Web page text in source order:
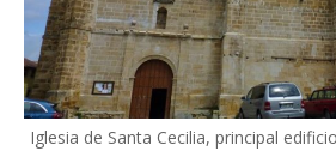
Iglesia de Santa Cecilia, principal